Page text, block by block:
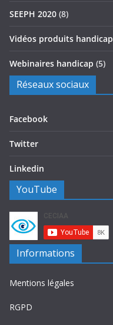
SEEPH 2020 (8)
Vidéos produits handicap
Webinaires handicap (5)
Réseaux sociaux
Facebook
Twitter
Linkedin
YouTube
Informations
Mentions légales
RGPD